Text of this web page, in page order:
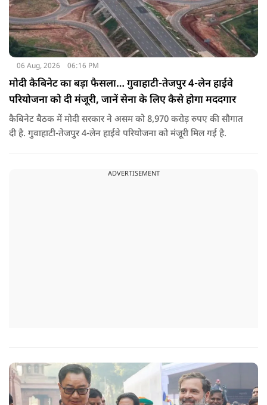
06 Aug, 2026 06:16 PM
मोदी कैबिनेट का बड़ा फैसला… गुवाहाटी-तेजपुर 4-लेन हाईवे
परियोजना को दी मंजूरी, जानें सेना के लिए कैसे होगा मददगार
कैबिनेट बैठक में मोदी सरकार ने असम को 8,970 करोड़ रुपए की सौगात
दी है. गुवाहाटी-तेजपुर 4-लेन हाईवे परियोजना को मंजूरी मिल गई है.
ADVERTISEMENT